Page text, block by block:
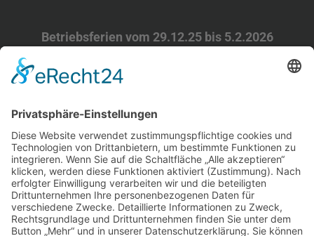
Betriebsferien vom 29.12.25 bis 5.2.2026
Wintersaison ab 06.02.2026
So 11-21 Uhr
Frühlingssaison ab Ostern
Do/Fr 12-21 Uhr